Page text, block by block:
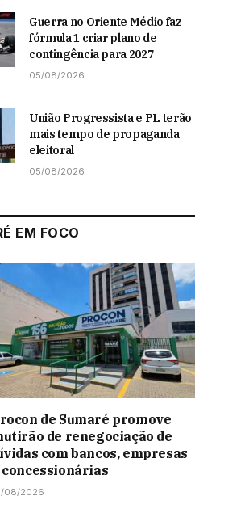
Guerra no Oriente Médio faz
fórmula 1 criar plano de
contingência para 2027
05/08/2026
União Progressista e PL terão
mais tempo de propaganda
eleitoral
05/08/2026
EM FOCO
de Sumaré promove
de renegociação de
com bancos, empresas
concessionárias
08/2026